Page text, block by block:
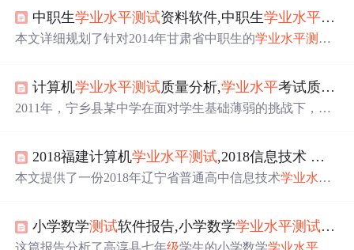
有差距。特别关注了语文和数学成绩的变化，提出针对性
的教学改进措施。此外，强调了英语听力测试的改革对未
中职生学业水平测试资料软件,中职生学业水平测试
本文详细规划了针对2014年甘肃省中职生的学业水平测试
目标的实现。
计算机学业水平测试质量分析,学业水平考试质量分析.
2011年，宁乡县某中学在面对学生基础薄弱的挑战下，高
施，提升了教学质量。语文、数学、英语、历史、物理、
化学、生物等科目均表现出色。尽管未达目标，但这一成
2018福建计算机学业水平测试,2018信息技术 信息技术
本文提供了一份2018年辽宁省普通高中信息技术学业水平
网页保存方法、搜索引擎技巧、Word编辑、图像处理、多
媒体素材管理等多个知识点。
小学数学测试软件报告,小学数学学业水平测试分析